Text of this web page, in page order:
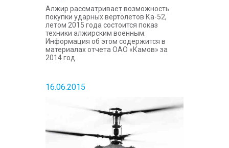
Алжир рассматривает возможность
покупки ударных вертолетов Ка-52,
летом 2015 года состоится показ
техники алжирским военным.
Информация об этом содержится в
материалах отчета ОАО «Камов» за
2014 год.
16.06.2015